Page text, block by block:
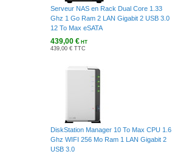
Serveur NAS en Rack Dual Core 1.33
Ghz 1 Go Ram 2 LAN Gigabit 2 USB 3.0
12 To Max eSATA
439,00 €HT
439,00 € TTC
DiskStation Manager 10 To Max CPU 1.6
Ghz WIFI 256 Mo Ram 1 LAN Gigabit 2
USB 3.0